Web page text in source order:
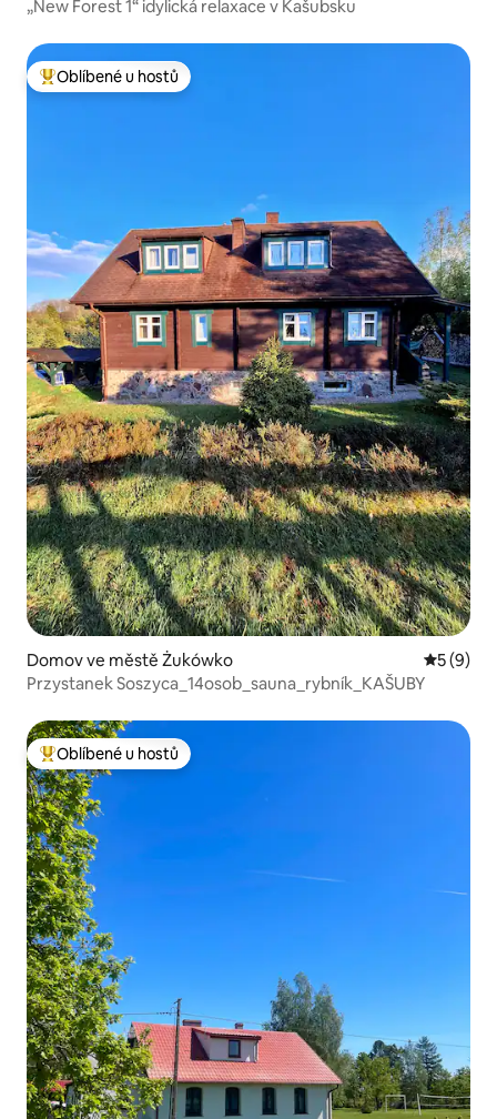
„New Forest 1“ idylická relaxace v Kašubsku
Nejlepší v kategorii Oblíbené u hostů
Oblíbené u hostů
Domov ve městě Żukówko
5 (9)
Przystanek Soszyca_14osob_sauna_rybník_KAŠUBY
Nejlepší v kategorii Oblíbené u hostů
Oblíbené u hostů